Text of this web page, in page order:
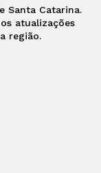
Santa Catarina.
atualizações
região.